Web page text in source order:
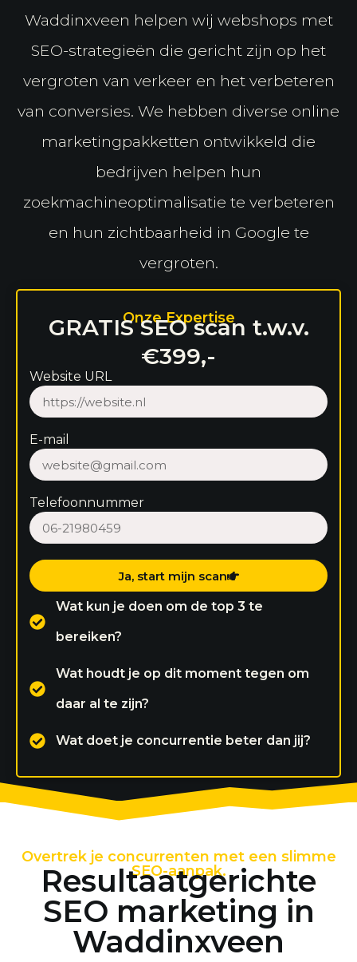
Waddinxveen helpen wij webshops met
SEO-strategieën die gericht zijn op het
vergroten van verkeer en het verbeteren
van conversies. We hebben diverse online
marketingpakketten ontwikkeld die
bedrijven helpen hun
zoekmachineoptimalisatie te verbeteren
en hun zichtbaarheid in Google te
vergroten.
Onze Expertise
GRATIS SEO scan t.w.v.
€399,-
Website URL
E-mail
Telefoonnummer
Ja, start mijn scan
Wat kun je doen om de top 3 te
bereiken?
Wat houdt je op dit moment tegen om
daar al te zijn?
Wat doet je concurrentie beter dan jij?
Overtrek je concurrenten met een slimme
SEO-aanpak.
Resultaatgerichte
SEO marketing in
Waddinxveen